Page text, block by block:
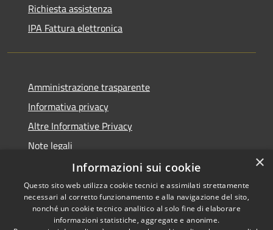
Richiesta assistenza
IPA Fattura elettronica
Amministrazione trasparente
Informativa privacy
Altre Informative Privacy
Note legali
Dichiarazione di accessibilità
RSS Copyright © 2026 • Comune di
×
Informazioni sui cookie
Questo sito web utilizza cookie tecnici e assimilati strettamente
necessari al corretto funzionamento e alla navigazione del sito,
nonché un cookie tecnico analitico al solo fine di elaborare
informazioni statistiche, aggregate e anonime.